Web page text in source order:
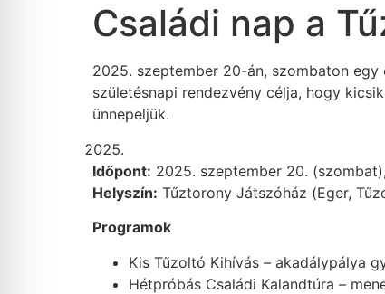
Családi nap a
2025. szeptember 20-án, szombaton
születésnapi rendezvény célja, hogy
ünnepeljük.
Időpont: 2025. szeptember 20.
Helyszín: Tűztorony Játszóház (Eger,
Programok
Kis Tűzoltó Kihívás – akadálypálya
Hétpróbás Családi Kalandtúra –